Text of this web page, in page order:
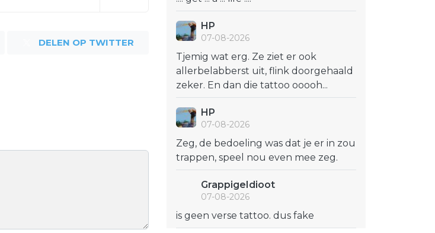
DELEN OP TWITTER
HP
07-08-2026
Tjemig wat erg. Ze ziet er ook
allerbelabberst uit, flink doorgehaald
zeker. En dan die tattoo ooooh...
HP
07-08-2026
Zeg, de bedoeling was dat je er in zou
trappen, speel nou even mee zeg.
GrappigeIdioot
07-08-2026
is geen verse tattoo. dus fake